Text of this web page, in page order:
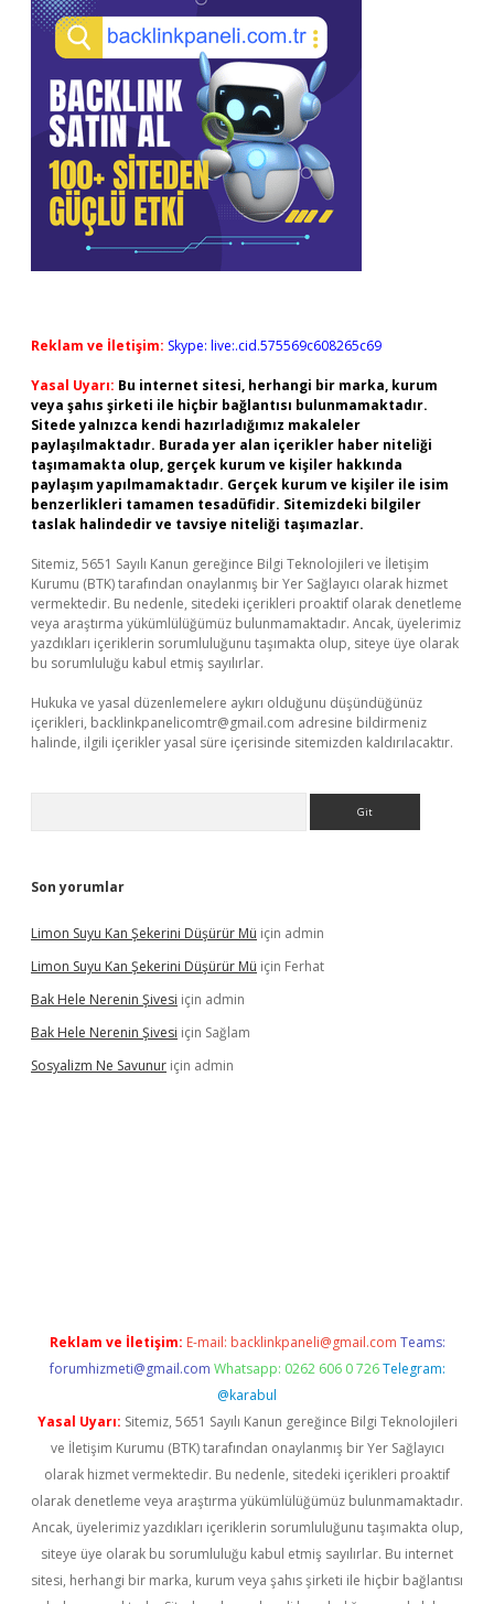
Reklam ve İletişim: Skype: live:.cid.575569c608265c69
Yasal Uyarı: Bu internet sitesi, herhangi bir marka, kurum
veya şahıs şirketi ile hiçbir bağlantısı bulunmamaktadır.
Sitede yalnızca kendi hazırladığımız makaleler
paylaşılmaktadır. Burada yer alan içerikler haber niteliği
taşımamakta olup, gerçek kurum ve kişiler hakkında
paylaşım yapılmamaktadır. Gerçek kurum ve kişiler ile isim
benzerlikleri tamamen tesadüfidir. Sitemizdeki bilgiler
taslak halindedir ve tavsiye niteliği taşımazlar.
Sitemiz, 5651 Sayılı Kanun gereğince Bilgi Teknolojileri ve İletişim
Kurumu (BTK) tarafından onaylanmış bir Yer Sağlayıcı olarak hizmet
vermektedir. Bu nedenle, sitedeki içerikleri proaktif olarak denetleme
veya araştırma yükümlülüğümüz bulunmamaktadır. Ancak, üyelerimiz
yazdıkları içeriklerin sorumluluğunu taşımakta olup, siteye üye olarak
bu sorumluluğu kabul etmiş sayılırlar.
Hukuka ve yasal düzenlemelere aykırı olduğunu düşündüğünüz
içerikleri, backlinkpanelicomtr@gmail.com adresine bildirmeniz
halinde, ilgili içerikler yasal süre içerisinde sitemizden kaldırılacaktır.
Son yorumlar
Limon Suyu Kan Şekerini Düşürür Mü için admin
Limon Suyu Kan Şekerini Düşürür Mü için Ferhat
Bak Hele Nerenin Şivesi için admin
Bak Hele Nerenin Şivesi için Sağlam
Sosyalizm Ne Savunur için admin
Reklam ve İletişim: E-mail: backlinkpaneli@gmail.com Teams:
forumhizmeti@gmail.com Whatsapp: 0262 606 0 726 Telegram:
@karabul
Yasal Uyarı: Sitemiz, 5651 Sayılı Kanun gereğince Bilgi Teknolojileri
ve İletişim Kurumu (BTK) tarafından onaylanmış bir Yer Sağlayıcı
olarak hizmet vermektedir. Bu nedenle, sitedeki içerikleri proaktif
olarak denetleme veya araştırma yükümlülüğümüz bulunmamaktadır.
Ancak, üyelerimiz yazdıkları içeriklerin sorumluluğunu taşımakta olup,
siteye üye olarak bu sorumluluğu kabul etmiş sayılırlar. Bu internet
sitesi, herhangi bir marka, kurum veya şahıs şirketi ile hiçbir bağlantısı